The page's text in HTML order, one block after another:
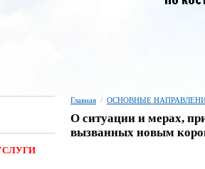
Главная / ОСНОВНЫЕ
О ситуации и мерах,
вызванных новым